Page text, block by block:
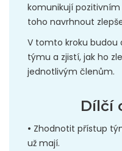
komunikují
toho navrhnout
V tomto kroku budou
týmu a zjistí, jak ho
jednotlivým členům.
Dílčí
• Zhodnotit přístup
už mají.